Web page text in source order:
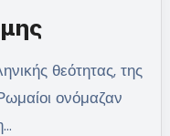
ονόμαζαν